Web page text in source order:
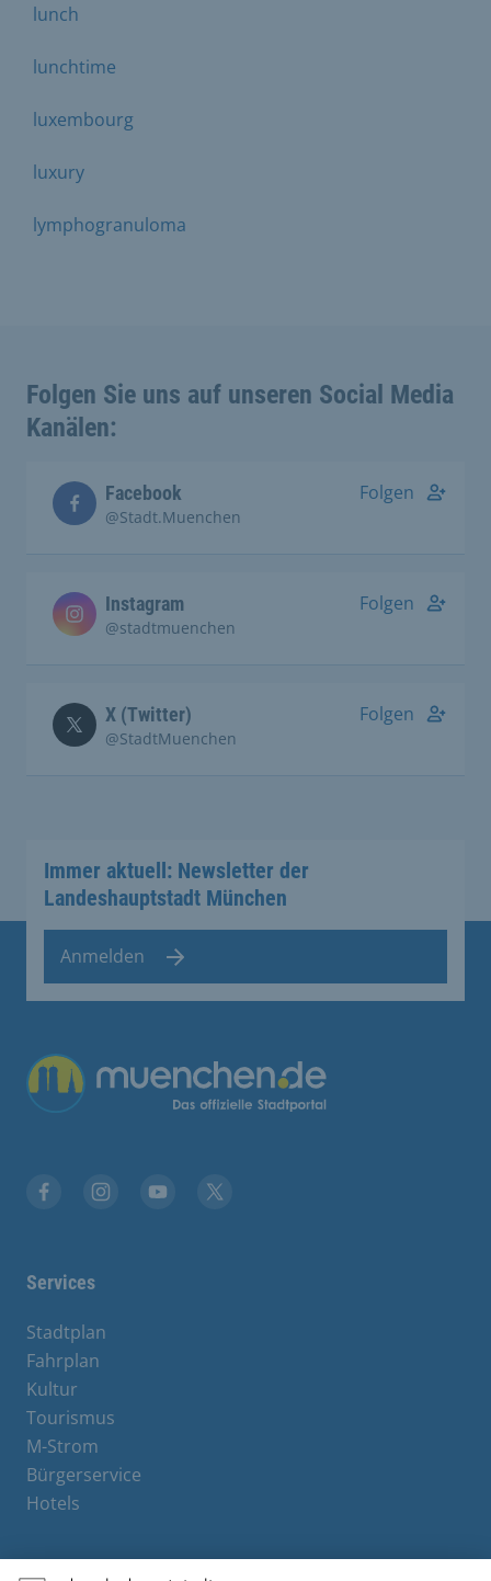
lunch
lunchtime
luxembourg
luxury
lymphogranuloma
Folgen Sie uns auf unseren Social Media
Kanälen:
Facebook
@Stadt.Muenchen
Folgen
Instagram
@stadtmuenchen
Folgen
X (Twitter)
@StadtMuenchen
Folgen
Immer aktuell: Newsletter der
Landeshauptstadt München
Anmelden
Übergreifende Links
Services
Stadtplan
Fahrplan
Kultur
Tourismus
M-Strom
Bürgerservice
Hotels